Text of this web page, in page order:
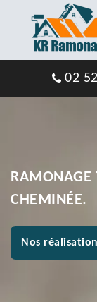
02
RAMONAGE
CHEMINÉE.
Nos